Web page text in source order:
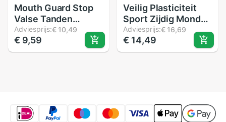
Mouth Guard Stop
Valse Tanden
Slijpen Anti Snurken
Bruxisme Met Case
Opbergdoos Slaap
Adviesprijs:€ 10,49
€ 9,59
Veilig Plasticiteit
Sport Zijdig Mond
Guard Boksen
Basketbal Tanden
Protector Cover
Adviesprijs:€ 16,69
€ 14,49